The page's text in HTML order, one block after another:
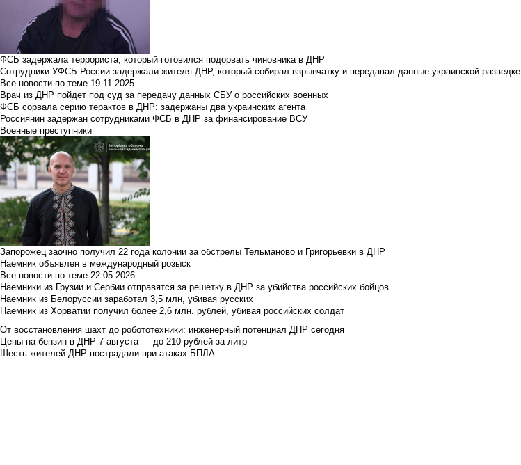
ФСБ задержала террориста, который готовился подорвать чиновника в ДНР
Сотрудники УФСБ России задержали жителя ДНР, который собирал взрывчатку и передавал данные украинской разведке
Все новости по теме 19.11.2025
Врач из ДНР пойдет под суд за передачу данных СБУ о российских военных
ФСБ сорвала серию терактов в ДНР: задержаны два украинских агента
Россиянин задержан сотрудниками ФСБ в ДНР за финансирование ВСУ
Военные преступники
Запорожец заочно получил 22 года колонии за обстрелы Тельманово и Григорьевки в ДНР
Наемник объявлен в международный розыск
Все новости по теме 22.05.2026
Наемники из Грузии и Сербии отправятся за решетку в ДНР за убийства российских бойцов
Наемник из Белоруссии заработал 3,5 млн, убивая русских
Наемник из Хорватии получил более 2,6 млн. рублей, убивая российских солдат
От восстановления шахт до робототехники: инженерный потенциал ДНР сегодня
Цены на бензин в ДНР 7 августа — до 210 рублей за литр
Шесть жителей ДНР пострадали при атаках БПЛА